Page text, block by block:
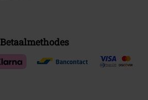
Betaalmethodes